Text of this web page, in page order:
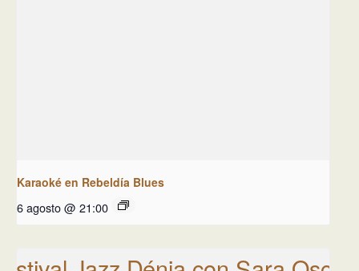
Karaoké en Rebeldía Blues
6 agosto @ 21:00